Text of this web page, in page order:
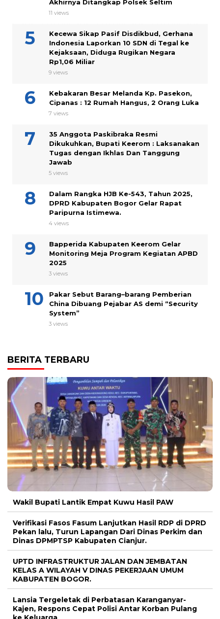
Akhirnya Ditangkap Polsek Seltim
11 views
Kecewa Sikap Pasif Disdikbud, Gerhana
Indonesia Laporkan 10 SDN di Tegal ke
Kejaksaan, Diduga Rugikan Negara
Rp1,06 Miliar
9 views
Kebakaran Besar Melanda Kp. Pasekon,
Cipanas : 12 Rumah Hangus, 2 Orang Luka
7 views
35 Anggota Paskibraka Resmi
Dikukuhkan, Bupati Keerom : Laksanakan
Tugas dengan Ikhlas Dan Tanggung
Jawab
5 views
Dalam Rangka HJB Ke-543, Tahun 2025,
DPRD Kabupaten Bogor Gelar Rapat
Paripurna Istimewa.
4 views
Bapperida Kabupaten Keerom Gelar
Monitoring Meja Program Kegiatan APBD
2025
3 views
Pakar Sebut Barang–barang Pemberian
China Dibuang Pejabar AS demi “Security
System”
3 views
BERITA TERBARU
Wakil Bupati Lantik Empat Kuwu Hasil PAW
Verifikasi Fasos Fasum Lanjutkan Hasil RDP di DPRD
Pekan lalu, Turun Lapangan Dari Dinas Perkim dan
Dinas DPMPTSP Kabupaten Cianjur.
UPTD INFRASTRUKTUR JALAN DAN JEMBATAN
KELAS A WILAYAH V DINAS PEKERJAAN UMUM
KABUPATEN BOGOR.
Lansia Tergeletak di Perbatasan Karanganyar-
Kajen, Respons Cepat Polisi Antar Korban Pulang